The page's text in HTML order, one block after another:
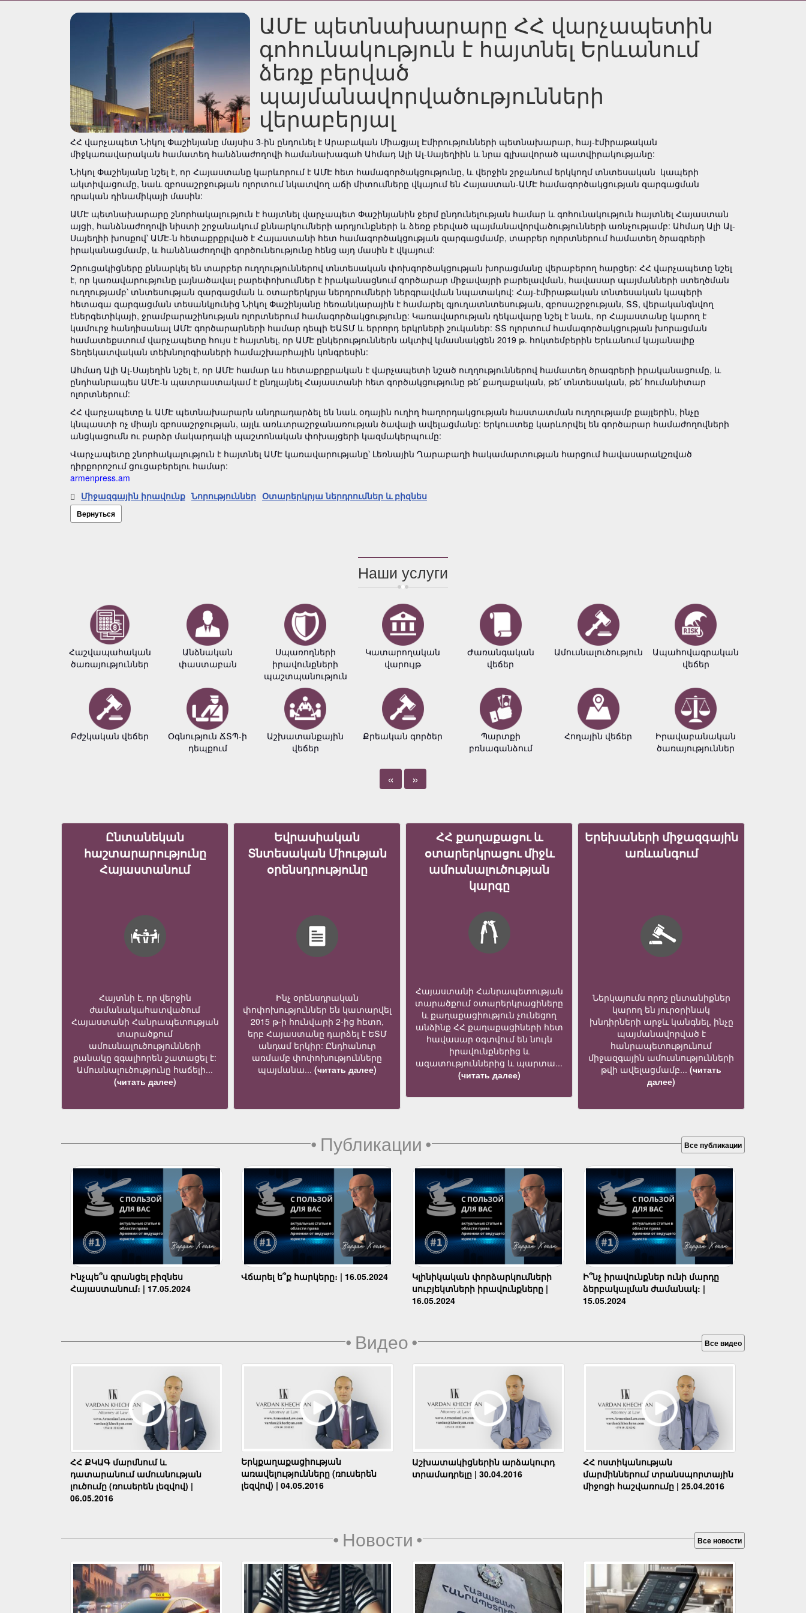
ԱՄԷ պետնախարարը ՀՀ վարչապետին
գոհունակություն է հայտնել Երևանում
ձեռք բերված
պայմանավորվածությունների
վերաբերյալ
ՀՀ վարչապետ Նիկոլ Փաշինյանը մայսիս 3-ին ընդունել է Արաբական Միացյալ Էմիրությունների պետնախարար, հայ-էմիրաթական
միջկառավարական համատեղ հանձնաժողովի համանախագահ Ահմադ Ալի Ալ-Սայեղիին և նրա գլխավորած պատվիրակությանը:
Նիկոլ Փաշինյանը նշել է, որ Հայաստանը կարևորում է ԱՄԷ հետ համագործակցությունը, և վերջին շրջանում երկկողմ տնտեսական կապերի
ակտիվացումը, նաև զբոսաշրջության ոլորտում նկատվող աճի միտումները վկայում են Հայաստան-ԱՄԷ համագործակցության զարգացման
դրական դինամիկայի մասին:
ԱՄԷ պետնախարարը շնորհակալություն է հայտնել վարչապետ Փաշինյանին ջերմ ընդունելության համար և գոհունակություն հայտնել Հայաստան
այցի, հանձնաժողովի նիստի շրջանակում քննարկումների արդյունքների և ձեռք բերված պայմանավորվածությունների առնչությամբ: Ահմադ Ալի Ալ-
Սայեղիի խոսքով՝ ԱՄԷ-ն հետաքրքրված է Հայաստանի հետ համագործակցության զարգացմամբ, տարբեր ոլորտներում համատեղ ծրագրերի
իրականացմամբ, և հանձնաժողովի գործունեությունը հենց այդ մասին է վկայում:
Զրուցակիցները քննարկել են տարբեր ուղղություններով տնտեսական փոխգործակցության խորացմանը վերաբերող հարցեր: ՀՀ վարչապետը նշել
է, որ կառավարությունը լայնածավալ բարեփոխումներ է իրականացնում գործարար միջավայրի բարելավման, հավասար պայմանների ստեղծման
ուղղությամբ՝ տնտեսության զարգացման և օտարերկրյա ներդրումների ներգրավման նպատակով: Հայ-էմիրաթական տնտեսական կապերի
հետագա զարգացման տեսանկյունից Նիկոլ Փաշինյանը հեռանկարային է համարել գյուղատնտեսության, զբոսաշրջության, ՏՏ, վերականգնվող
էներգետիկայի, ջրամբարաշինության ոլորտներում համագործակցությունը: Կառավարության ղեկավարը նշել է նաև, որ Հայաստանը կարող է
կամուրջ հանդիսանալ ԱՄԷ գործարարների համար դեպի ԵԱՏՄ և երրորդ երկրների շուկաներ: ՏՏ ոլորտում համագործակցության խորացման
համատեքստում վարչապետը հույս է հայտնել, որ ԱՄԷ ընկերություններն ակտիվ կմասնակցեն 2019 թ. հոկտեմբերին Երևանում կայանալիք
Տեղեկատվական տեխնոլոգիաների համաշխարհային կոնգրեսին:
Ահմադ Ալի Ալ-Սայեղին նշել է, որ ԱՄԷ համար ևս հետաքրքրական է վարչապետի նշած ուղղություններով համատեղ ծրագրերի իրականացումը, և
ընդհանրապես ԱՄԷ-ն պատրաստակամ է ընդլայնել Հայաստանի հետ գործակցությունը թե՛ քաղաքական, թե՛ տնտեսական, թե՛ հումանիտար
ոլորտներում:
ՀՀ վարչապետը և ԱՄԷ պետնախարարն անդրադարձել են նաև օդային ուղիղ հաղորդակցության հաստատման ուղղությամբ քայլերին, ինչը
կնպաստի ոչ միայն զբոսաշրջության, այլև առևտրաշրջանառության ծավալի ավելացմանը: Երկուստեք կարևորվել են գործարար համաժողովների
անցկացումն ու բարձր մակարդակի պաշտոնական փոխայցերի կազմակերպումը:
Վարչապետը շնորհակալություն է հայտնել ԱՄԷ կառավարությանը՝ Լեռնային Ղարաբաղի հակամարտության հարցում հավասարակշռված
դիրքորոշում ցուցաբերելու համար:
armenpress.am
Միջազգային իրավունք Նորություններ Օտարերկրյա ներդրումներ և բիզնես
Вернуться
Наши услуги
Հաշվապահական
ծառայություններ
Բժշկական վեճեր
Անձնական
փաստաբան
Օգնություն ՃՏՊ-ի
դեպքում
Սպառողների
իրավունքների
պաշտպանություն
Աշխատանքային
վեճեր
Կատարողական
վարույթ
Քրեական գործեր
Ժառանգական
վեճեր
Պարտքի
բռնագանձում
Ամուսնալուծություն
Հողային վեճեր
Ապահովագրական
վեճեր
Իրավաբանական
ծառայություններ
« »
Ընտանեկան
հաշտարարությունը
Հայաստանում
Հայտնի է, որ վերջին
ժամանակահատվածում
Հայաստանի Հանրապետության
տարածքում
ամուսնալուծությունների
քանակը զգալիորեն շատացել է:
Ամուսնալուծությունը հաճելի...
(читать далее)
Եվրասիական
Տնտեսական Միության
օրենսդրությունը
Ինչ օրենսդրական
փոփոխություններ են կատարվել
2015 թ-ի հունվարի 2-ից հետո,
երբ Հայաստանը դարձել է ԵՏՄ
անդամ երկիր: Ընդհանուր
առմամբ փոփոխությունները
պայմանա... (читать далее)
ՀՀ քաղաքացու և
օտարերկրացու միջև
ամուսնալուծության
կարգը
Հայաստանի Հանրապետության
տարածքում օտարերկրացիները
և քաղաքացիություն չունեցող
անձինք ՀՀ քաղաքացիների հետ
հավասար օգտվում են նույն
իրավունքներից և
ազատություններից և պարտա...
(читать далее)
Երեխաների միջազգային
առևանգում
Ներկայումս որոշ ընտանիքներ
կարող են յուրօրինակ
խնդիրների արջև կանգնել, ինչը
պայմանավորված է
հանրապետությունում
միջազգային ամուսնությունների
թվի ավելացմամբ... (читать
далее)
• Публикации• Все публикации
Ինչպե՞ս գրանցել բիզնես
Հայաստանում։ | 17.05.2024
Վճարել ե՞ք հարկերը։ | 16.05.2024
Կլինիկական փորձարկումների
սուբյեկտների իրավունքները |
16.05.2024
Ի՞նչ իրավունքներ ունի մարդը
ձերբակալման ժամանակ: |
15.05.2024
• Видео• Все видео
ՀՀ ՔԿԱԳ մարմնում և
դատարանում ամուսնության
լուծումը (ռուսերեն լեզվով) |
06.05.2016
Երկքաղաքացիության
առավելությունները (ռուսերեն
լեզվով) | 04.05.2016
Աշխատակիցներին արձակուրդ
տրամադրելը | 30.04.2016
ՀՀ ոստիկանության
մարմիններում տրանսպորտային
միջոցի հաշվառումը | 25.04.2016
• Новости• Все новости